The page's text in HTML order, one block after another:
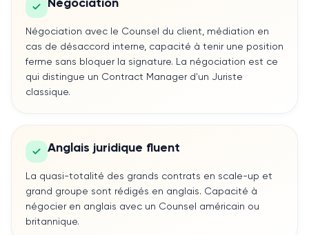
Négociation avec le Counsel du client, médiation en
cas de désaccord interne, capacité à tenir une position
ferme sans bloquer la signature. La négociation est ce
qui distingue un Contract Manager d'un Juriste
classique.
Anglais juridique fluent
La quasi-totalité des grands contrats en scale-up et
grand groupe sont rédigés en anglais. Capacité à
négocier en anglais avec un Counsel américain ou
britannique.